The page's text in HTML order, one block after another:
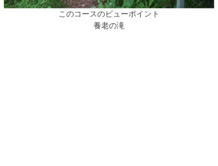
このコースのビューポイント
養老の滝